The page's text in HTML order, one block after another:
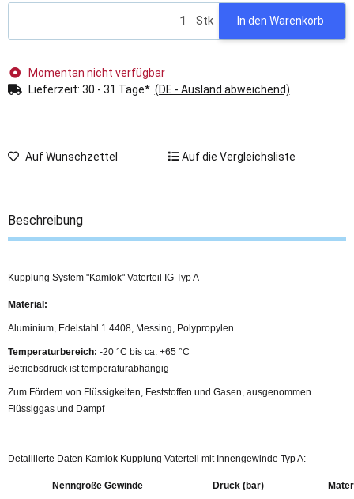
Stk In den Warenkorb
Momentan nicht verfügbar
Lieferzeit: 30 - 31 Tage* (DE - Ausland abweichend)
Auf Wunschzettel Auf die Vergleichsliste
Beschreibung
Kupplung System "Kamlok" Vaterteil IG Typ A
Material:
Aluminium, Edelstahl 1.4408, Messing, Polypropylen
Temperaturbereich: -20 °C bis ca. +65 °C
Betriebsdruck ist temperaturabhängig
Zum Fördern von Flüssigkeiten, Feststoffen und Gasen, ausgenommen
Flüssiggas und Dampf
Detaillierte Daten Kamlok Kupplung Vaterteil mit Innengewinde Typ A:
Nenngröße Gewinde Druck (bar)